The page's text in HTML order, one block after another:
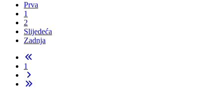
Prva
1
2
Slijedeća
Zadnja
1